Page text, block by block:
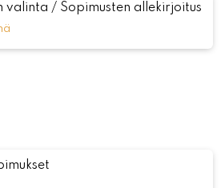
valinta / Sopimusten allekirjoitus